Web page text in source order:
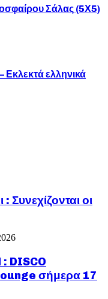
Σάλας (5Χ5)
ελληνικά
οι
DISCO
σήμερα 17